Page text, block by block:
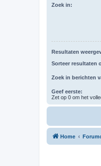
Zoek in:
Resultaten
Sorteer resultaten
Zoek in berichten
Geef eerste:
Zet op 0 om het
Home